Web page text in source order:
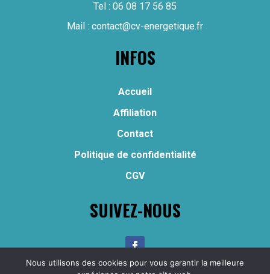
Tel : 06 08 17 56 85
Mail : contact@cv-energetique.fr
INFOS
Accueil
Affiliation
Contact
Politique de confidentialité
CGV
SUIVEZ-NOUS
Nous utilisons des cookies pour vous garantir la meilleure